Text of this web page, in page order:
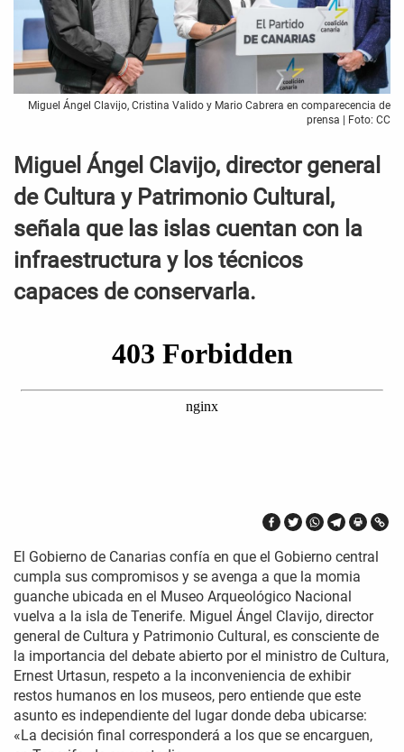
Miguel Ángel Clavijo, Cristina Valido y Mario Cabrera en comparecencia de
prensa | Foto: CC
Miguel Ángel Clavijo, director general
de Cultura y Patrimonio Cultural,
señala que las islas cuentan con la
infraestructura y los técnicos
capaces de conservarla.
El Gobierno de Canarias confía en que el Gobierno central
cumpla sus compromisos y se avenga a que la momia
guanche ubicada en el Museo Arqueológico Nacional
vuelva a la isla de Tenerife. Miguel Ángel Clavijo, director
general de Cultura y Patrimonio Cultural, es consciente de
la importancia del debate abierto por el ministro de Cultura,
Ernest Urtasun, respeto a la inconveniencia de exhibir
restos humanos en los museos, pero entiende que este
asunto es independiente del lugar donde deba ubicarse:
«La decisión final corresponderá a los que se encarguen,